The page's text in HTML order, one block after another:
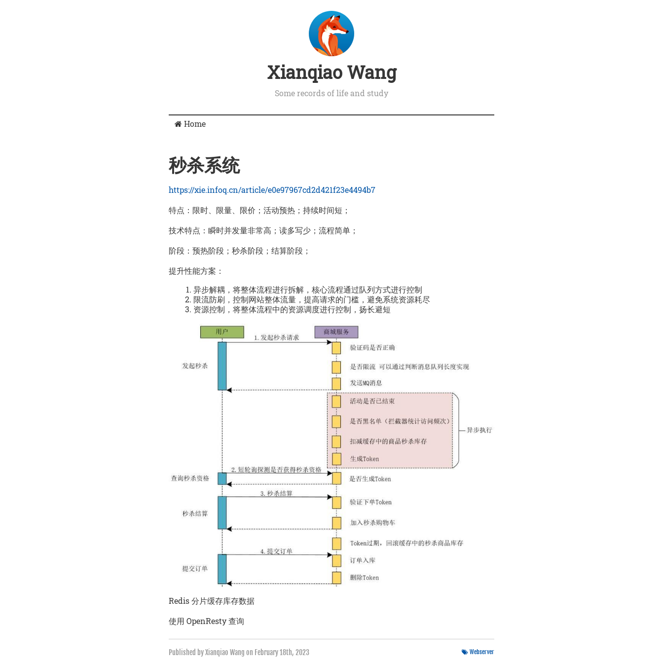
Xianqiao Wang
Some records of life and study
Home
秒杀系统
https://xie.infoq.cn/article/e0e97967cd2d421f23e4494b7
特点：限时、限量、限价；活动预热；持续时间短；
技术特点：瞬时并发量非常高；读多写少；流程简单；
阶段：预热阶段；秒杀阶段；结算阶段；
提升性能方案：
异步解耦，将整体流程进行拆解，核心流程通过队列方式进行控制
限流防刷，控制网站整体流量，提高请求的门槛，避免系统资源耗尽
资源控制，将整体流程中的资源调度进行控制，扬长避短
Redis 分片缓存库存数据
使用 OpenResty 查询
Published by Xianqiao Wang on February 18th, 2023 Webserver